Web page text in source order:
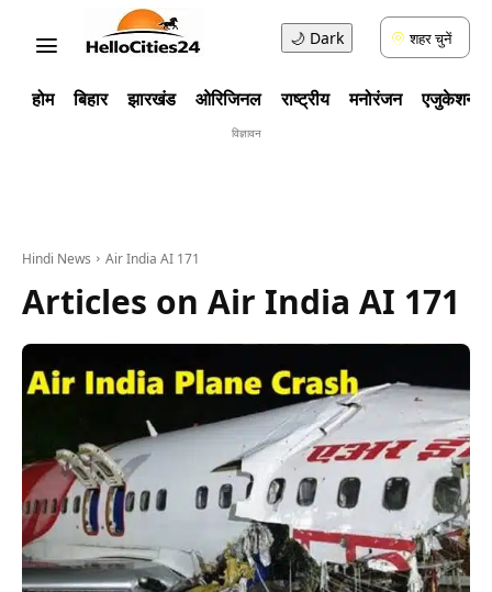
🌙 Dark शहर चुनें
होम बिहार झारखंड ओरिजिनल राष्ट्रीय मनोरंजन एजुकेशन
विज्ञावन
Hindi News Air India AI 171
Articles on Air India AI 171